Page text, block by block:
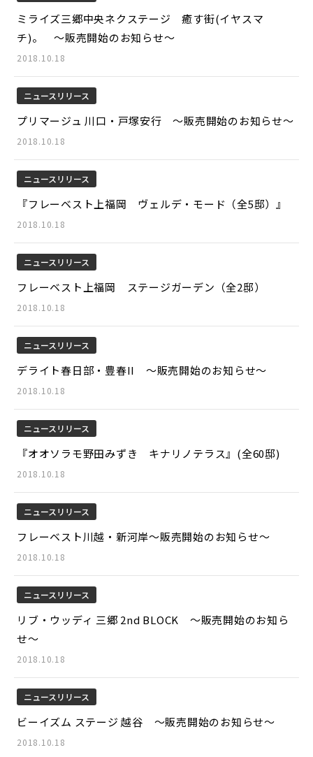
ミライズ三郷中央ネクステージ 癒す街(イヤスマ
チ)。 ～販売開始のお知らせ～
2018.10.18
ニュースリリース
プリマージュ 川口・戸塚安行 ～販売開始のお知らせ～
2018.10.18
ニュースリリース
『フレーベスト上福岡 ヴェルデ・モード（全5邸）』
2018.10.18
ニュースリリース
フレーベスト上福岡 ステージガーデン（全2邸）
2018.10.18
ニュースリリース
デライト春日部・豊春II ～販売開始のお知らせ～
2018.10.18
ニュースリリース
『オオソラモ野田みずき キナリノテラス』(全60邸)
2018.10.18
ニュースリリース
フレーベスト川越・新河岸～販売開始のお知らせ～
2018.10.18
ニュースリリース
リブ・ウッディ 三郷 2nd BLOCK ～販売開始のお知ら
せ～
2018.10.18
ニュースリリース
ビーイズム ステージ 越谷 ～販売開始のお知らせ～
2018.10.18